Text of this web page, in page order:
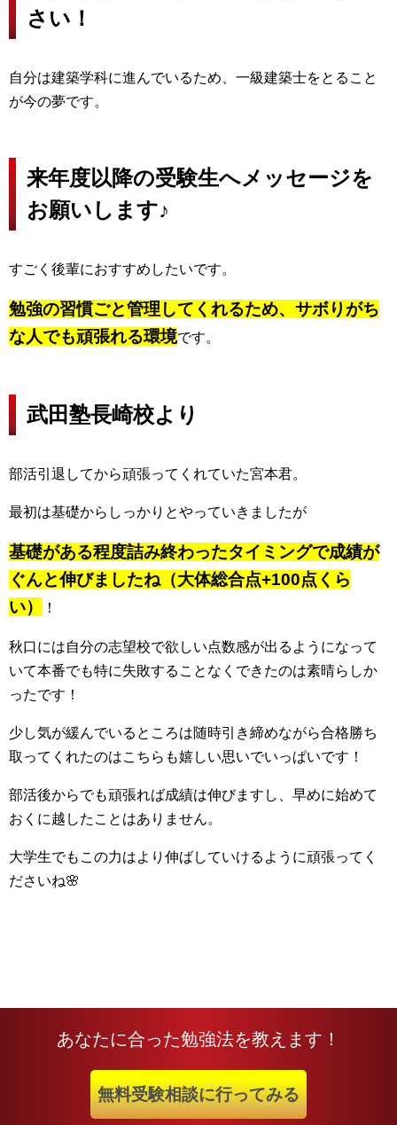
さい！
自分は建築学科に進んでいるため、一級建築士をとること
が今の夢です。
来年度以降の受験生へメッセージを
お願いします♪
すごく後輩におすすめしたいです。
勉強の習慣ごと管理してくれるため、サボりがち
な人でも頑張れる環境です。
武田塾長崎校より
部活引退してから頑張ってくれていた宮本君。
最初は基礎からしっかりとやっていきましたが
基礎がある程度詰み終わったタイミングで成績が
ぐんと伸びましたね（大体総合点+100点くら
い）
！
秋口には自分の志望校で欲しい点数感が出るようになって
いて本番でも特に失敗することなくできたのは素晴らしか
ったです！
少し気が緩んでいるところは随時引き締めながら合格勝ち
取ってくれたのはこちらも嬉しい思いでいっぱいです！
部活後からでも頑張れば成績は伸びますし、早めに始めて
おくに越したことはありません。
大学生でもこの力はより伸ばしていけるように頑張ってく
ださいね🌸
あなたに合った勉強法を教えます！
無料受験相談に行ってみる